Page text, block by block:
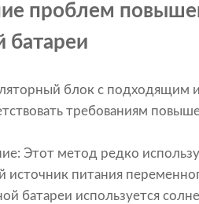
проблем
батареи
блок с подходящим
требованиям
Этот метод редко
источник питания
батареи используется